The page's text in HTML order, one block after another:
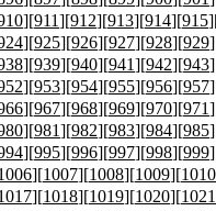
][911][912][913][914][915
][925][926][927][928][929
][939][940][941][942][943
][953][954][955][956][957
][967][968][969][970][971
][981][982][983][984][985
][995][996][997][998][999
][1007][1008][1009][1010
][1018][1019][1020][1021